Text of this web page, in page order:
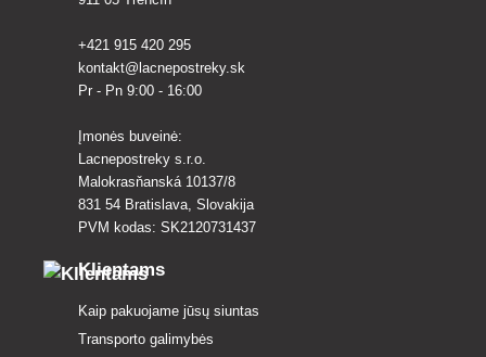
+421 915 420 295
kontakt@lacnepostreky.sk
Pr - Pn 9:00 - 16:00
Įmonės buveinė:
Lacnepostreky s.r.o.
Malokrasňanská 10137/8
831 54 Bratislava, Slovakija
PVM kodas: SK2120731437
Klientams
Kaip pakuojame jūsų siuntas
Transporto galimybės